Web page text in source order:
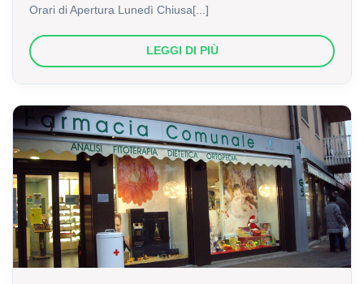
Orari di Apertura Lunedì Chiusa[...]
LEGGI DI PIÙLEGGI
DI